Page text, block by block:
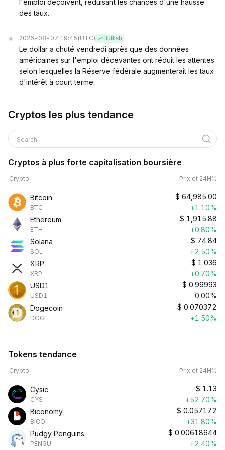
l'emploi déçoivent, réduisant les chances d'une hausse
des taux.
2026-08-07 19:45 (UTC) Bullish
Le dollar a chuté vendredi après que des données
américaines sur l'emploi décevantes ont réduit les attentes
selon lesquelles la Réserve fédérale augmenterait les taux
d'intérêt à court terme.
Cryptos les plus tendance
Search
Cryptos à plus forte capitalisation boursière
Crypto Prix et 24H%
Bitcoin
BTC
$ 64,985.00
+1.10%
Ethereum
ETH
$ 1,915.88
+0.80%
Solana
SOL
$ 74.84
+2.50%
XRP
XRP
$ 1.036
+0.70%
USD1
USD1
$ 0.99993
0.00%
Dogecoin
DOGE
$ 0.070372
+1.50%
Tokens tendance
Crypto Prix et 24H%
Cysic
CYS
$ 1.13
+52.70%
Biconomy
BICO
$ 0.057172
+31.80%
Pudgy Penguins
PENGU
$ 0.00618644
+2.40%